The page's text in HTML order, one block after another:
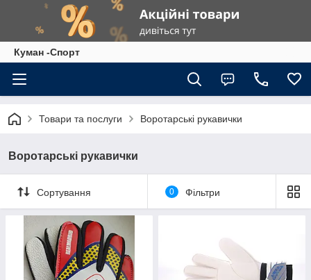
Куман -Спорт
Товари та послуги Воротарські рукавички
Воротарські рукавички
Сортування 0 Фільтри